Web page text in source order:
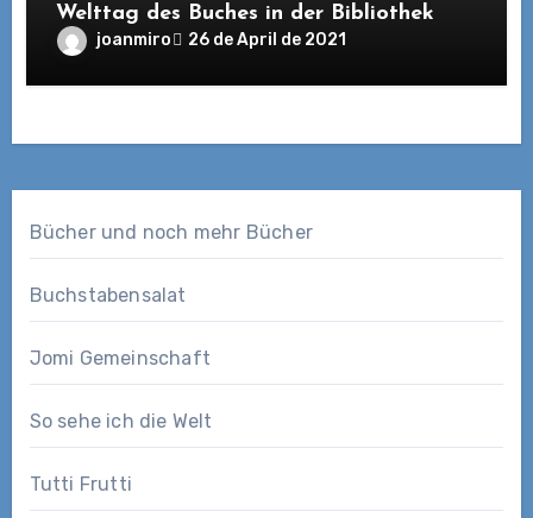
Welttag des Buches in der Bibliothek
joanmiro 26 de April de 2021
Bücher und noch mehr Bücher
Buchstabensalat
Jomi Gemeinschaft
So sehe ich die Welt
Tutti Frutti